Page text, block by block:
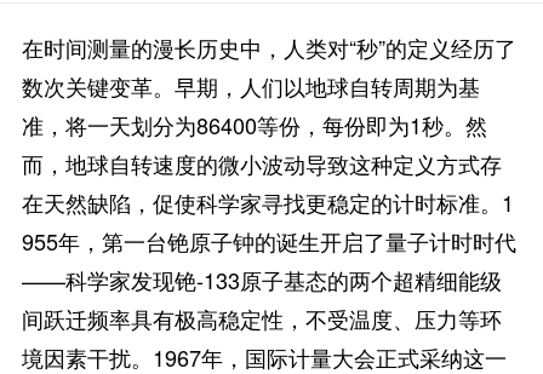
在时间测量的漫长历史中，人类对“秒”的定义经历了
数次关键变革。早期，人们以地球自转周期为基
准，将一天划分为86400等份，每份即为1秒。然
而，地球自转速度的微小波动导致这种定义方式存
在天然缺陷，促使科学家寻找更稳定的计时标准。1
955年，第一台铯原子钟的诞生开启了量子计时时代
——科学家发现铯-133原子基态的两个超精细能级
间跃迁频率具有极高稳定性，不受温度、压力等环
境因素干扰。1967年，国际计量大会正式采纳这一